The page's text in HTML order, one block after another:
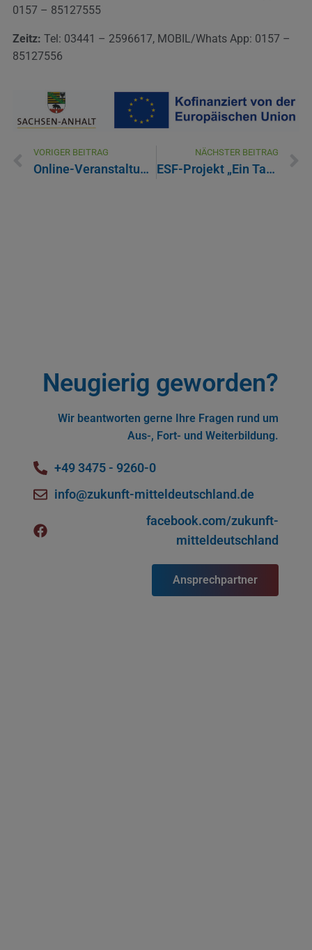
0157 – 85127555
Zeitz: Tel: 03441 – 2596617, MOBIL/Whats App: 0157 –
85127556
VORIGER BEITRAG
Online-Veranstaltung Suchtprävention Burgenlandkreis
NÄCHSTER BEITRAG
ESF-Projekt „Ein Tag Boss“: Bisher 30 Jugendliche mit den Chefetagen regionaler Betriebe in Mansfeld-Südharz auf Tuchfühlung
Neugierig geworden?
Wir beantworten gerne Ihre Fragen rund um
Aus-, Fort- und Weiterbildung.
+49 3475 - 9260-0
info@zukunft-mitteldeutschland.de
facebook.com/zukunft-
mitteldeutschland
Ansprechpartner